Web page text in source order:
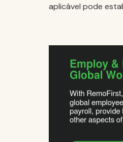
aplicável pode